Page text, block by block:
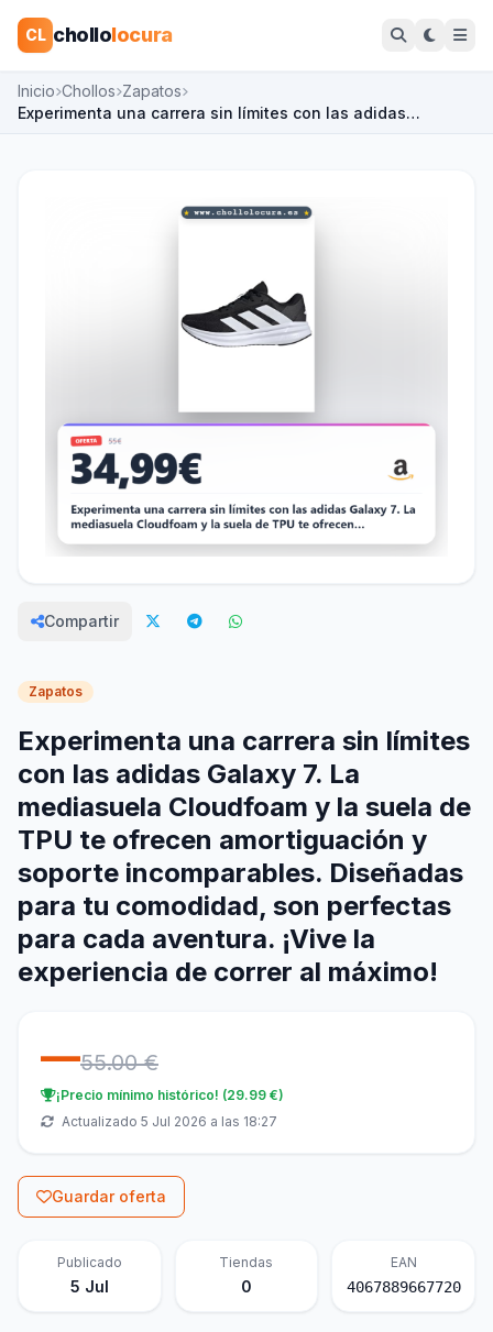
CL chollolocura
Inicio Chollos Zapatos
Experimenta una carrera sin límites con las adidas…
Compartir
Zapatos
Experimenta una carrera sin límites
con las adidas Galaxy 7. La
mediasuela Cloudfoam y la suela de
TPU te ofrecen amortiguación y
soporte incomparables. Diseñadas
para tu comodidad, son perfectas
para cada aventura. ¡Vive la
experiencia de correr al máximo!
—55.00 €
¡Precio mínimo histórico! (29.99 €)
Actualizado 5 Jul 2026 a las 18:27
Guardar oferta
Publicado
5 Jul
Tiendas
0
EAN
4067889667720